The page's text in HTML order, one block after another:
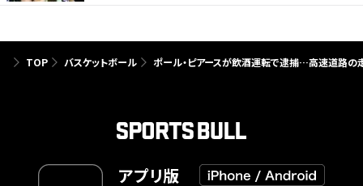
TOP バスケットボール ポール・ピアースが飲酒運転で逮捕…高速道路
アプリ版